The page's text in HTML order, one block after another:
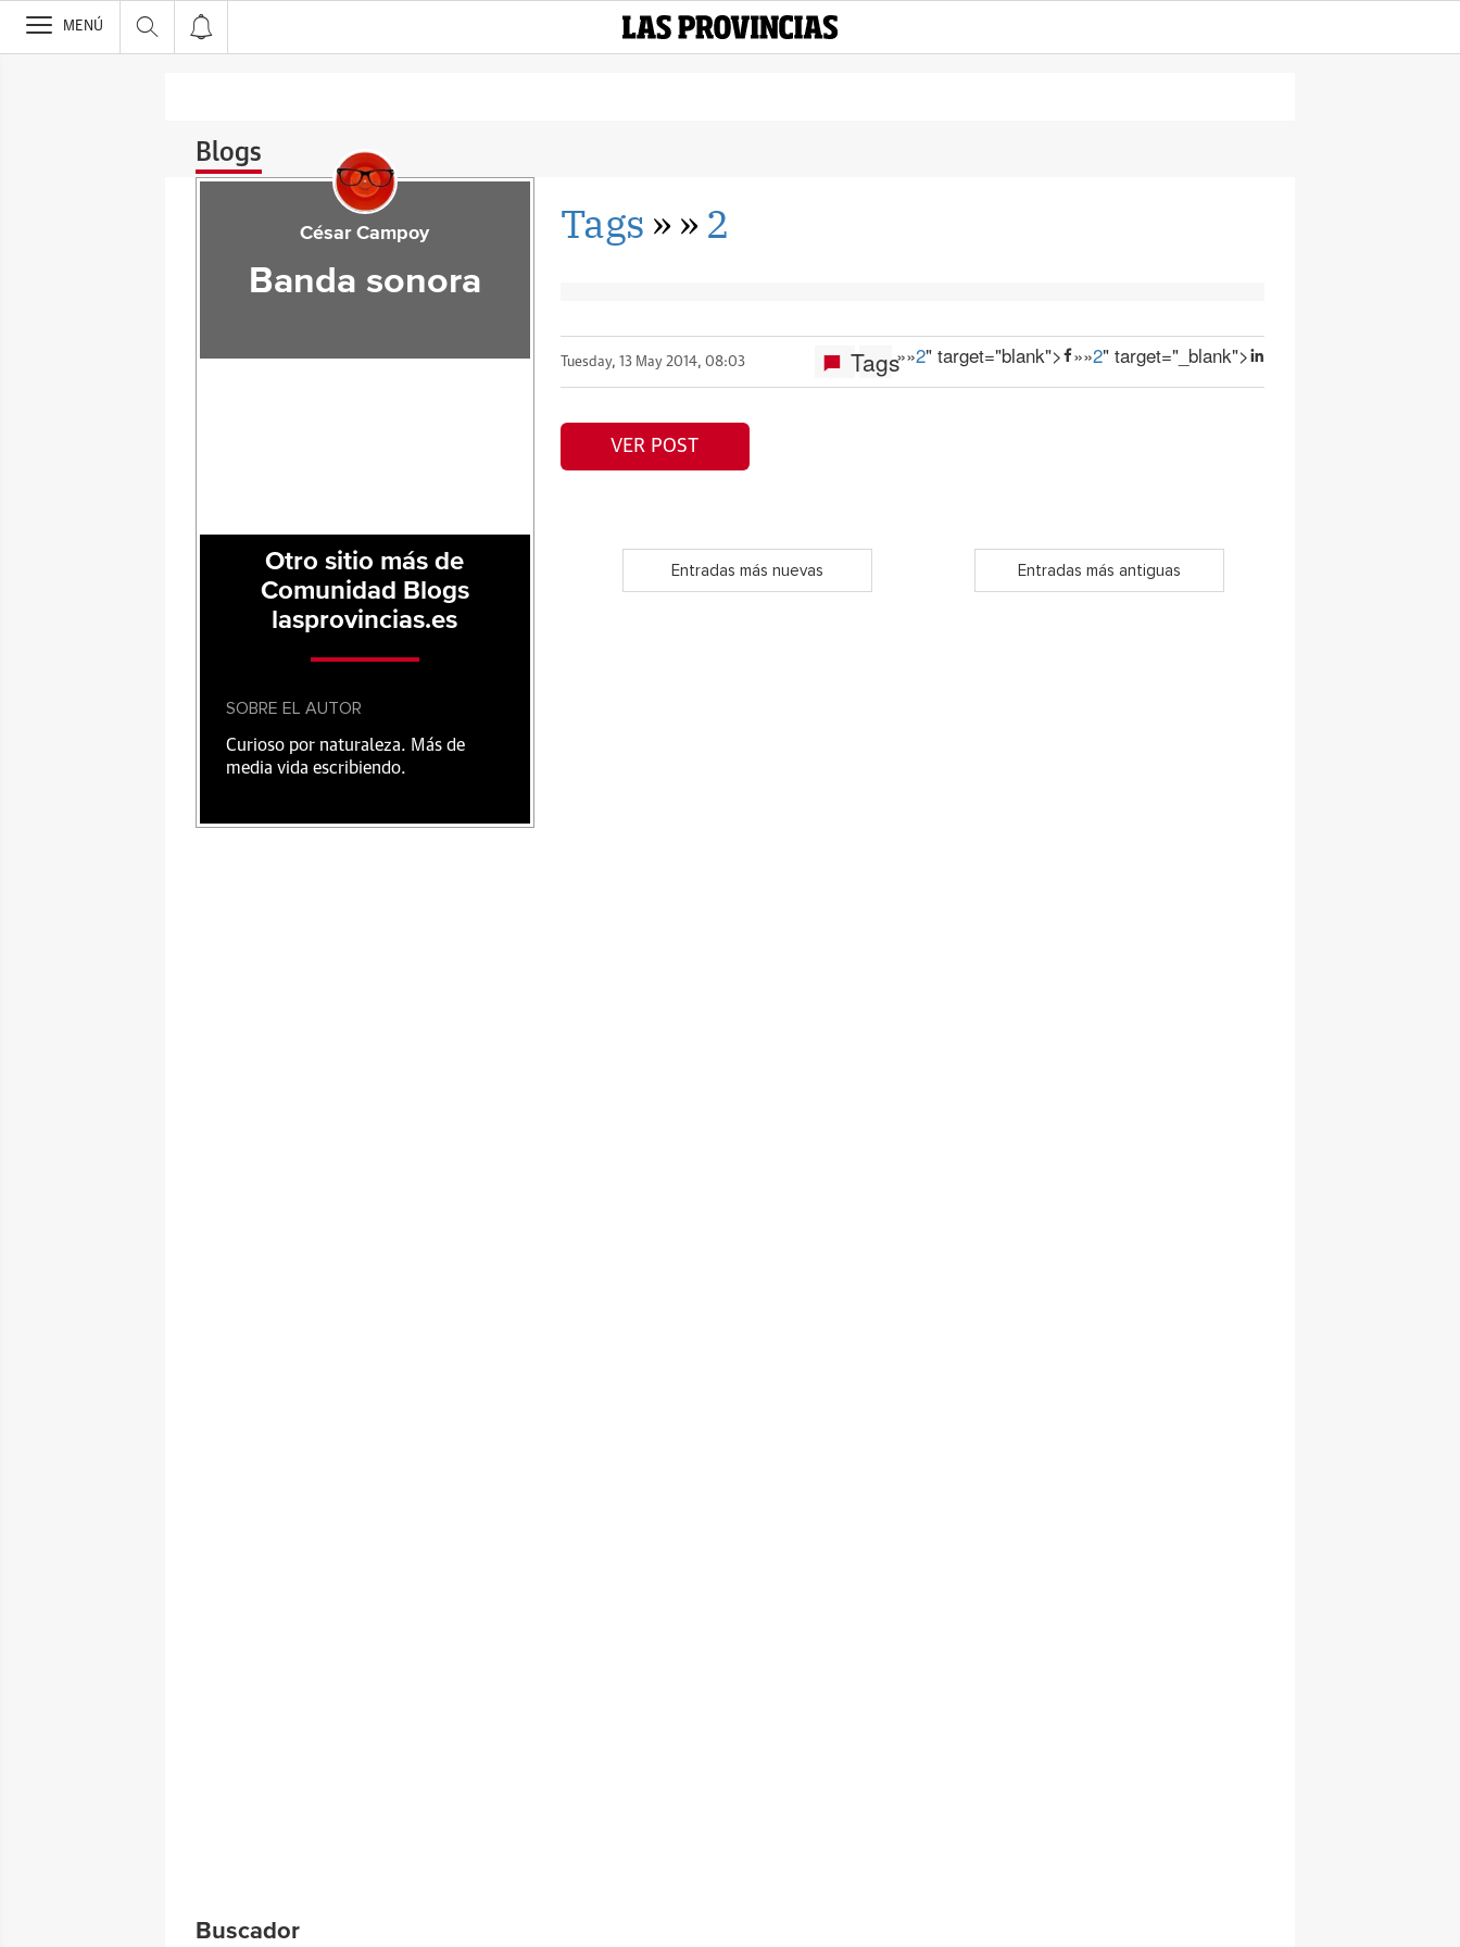
>
MENÚ
Blogs
Tags » » 2
Tuesday, 13 May 2014, 08:03 Tags»»2" target="blank"> »»2" target="_blank">
VER POST
Entradas más nuevas Entradas más antiguas
César Campoy
Banda sonora
Otro sitio más de
Comunidad Blogs
lasprovincias.es
SOBRE EL AUTOR
Curioso por naturaleza. Más de
media vida escribiendo.
Buscador